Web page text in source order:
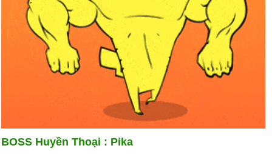
BOSS Huyền Thoại : Pika